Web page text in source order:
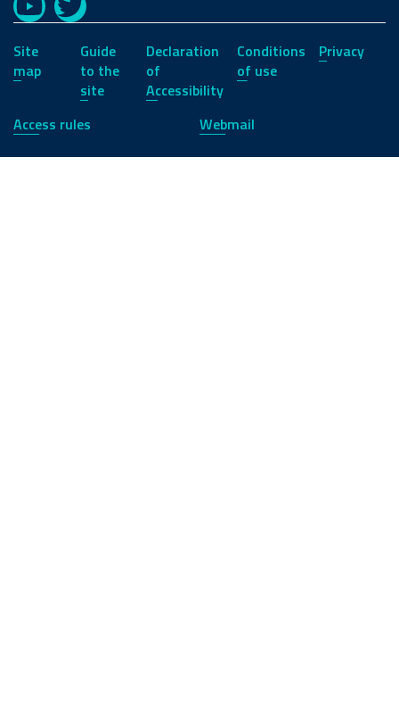
YouTubeTwitter
Site
map
Guide
to the
site
Declaration
of
Accessibility
Conditions
of use
Privacy
Access rules Webmail